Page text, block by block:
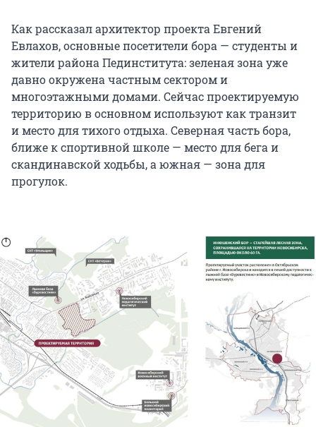
Как рассказал архитектор проекта Евгений
Евлахов, основные посетители бора — студенты и
жители района Пединститута: зеленая зона уже
давно окружена частным сектором и
многоэтажными домами. Сейчас проектируемую
территорию в основном используют как транзит
и место для тихого отдыха. Северная часть бора,
ближе к спортивной школе — место для бега и
скандинавской ходьбы, а южная — зона для
прогулок.